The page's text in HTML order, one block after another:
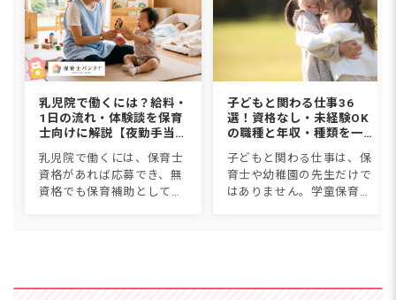
乳児院で働くには？給料・
1日の流れ・体験談を保育
士向けに解説【夜勤手当込
乳児院で働くには、保育士
資格があれば応募でき、無
資格でも保育補助として働
子どもと関わる仕事36
選！資格なし・未経験OK
の職種と年収・種類を一覧
子どもと関わる仕事は、保
育士や幼稚園の先生だけで
はありません。学童保育、
介しま...